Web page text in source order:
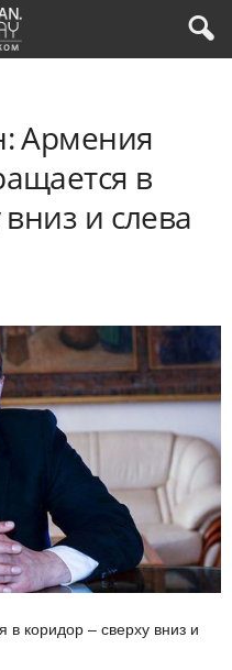
Армения
в
и слева
коридор – сверху вниз и